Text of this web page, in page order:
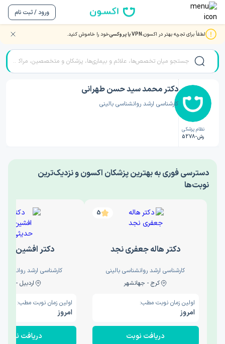
ورود / ثبت نام
لطفاً برای تجربه بهتر در اکسون،VPN یا پروکسی خود را خاموش کنید. صفحه اصلی/دکتر روانشناسی/دکتر محمد سید حسن طهرانی
نظام پزشکی
رش-5278
دکتر محمد سید حسن طهرانی
کارشناسی ارشد روانشناسی بالینی
‎دسترسی فوری به بهترین پزشکان اکسون و نزدیک‌ترین
نوبت‌ها
5
دکتر هاله جعفری نجد
کارشناسی ارشد روانشناسی بالینی
کرج - جهانشهر
اولین زمان نوبت مطب:
امروز
دریافت نوبت
دکتر افشین
کارشناسی ارشد
اردبیل - والی
اولین زمان نوبت مطب:
امروز
دریافت نوبت